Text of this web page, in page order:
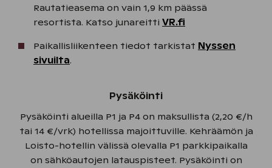
Rautatieasema on vain 1,9 km päässä
resortista. Katso junareitti VR.fi
Paikallisliikenteen tiedot tarkistat Nyssen
sivuilta.
Pysäköinti
Pysäköinti alueilla P1 ja P4 on maksullista (2,20 €/h
tai 14 €/vrk) hotellissa majoittuville. Kehräämön ja
Loisto-hotellin välissä olevalla P1 parkkipaikalla
on sähköautojen latauspisteet. Pysäköinti on